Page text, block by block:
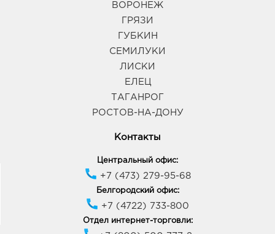
ВОРОНЕЖ
ГРЯЗИ
ГУБКИН
СЕМИЛУКИ
ЛИСКИ
ЕЛЕЦ
ТАГАНРОГ
РОСТОВ-НА-ДОНУ
Контакты
Центральный офис:
+7 (473) 279-95-68
Белгородский офис:
+7 (4722) 733-800
Отдел интернет-торговли: